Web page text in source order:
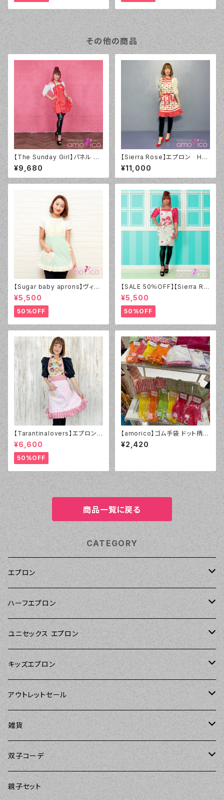
その他の商品
【The Sunday Girl】パネル レ
ッドドット エプロン
¥9,680
【Sierra Rose】エプロン Hol
ly チェリー×ドット
¥11,000
【Sugar baby aprons】ヴィン
テージダーリン エプロン ミント
グリーン
¥5,500
50%OFF
【SALE 50％OFF】【Sierra Ro
se】エプロン Emilee Flower
Ladies Cross Back
¥5,500
50%OFF
【Tarantinalovers】エプロン
Donuts
¥6,600
50%OFF
【amorico】ゴム手袋 ドット柄
イエロー（Mサイズ）
¥2,420
商品一覧に戻る
CATEGORY
エプロン
Kitsch'n Glam（キッチングラム）
Sierra Rose（シエラローズ）
Tarantinalovers（タランティーナ ラバーズ）
The Sunday Girl（ザサンデーガール）
Carolyn's Kitchen（キャロリンズキッチン）
Sugar baby aprons（シュガーベイビー）
DII（ディーアイアイ）
ハーフエプロン
Sierra Rose（シエラローズ）
ユニセックス エプロン
DII（ディーアイアイ）
Sierra Rose（シエラローズ）
amorico（アモリコ）
キッズエプロン
Sierra Rose（シエラローズ）
The Sunday Girl（ザサンデーガール）
ASD Living（エーエスディーリビング）
Kitsch'n Glam（キッチングラム）
アウトレットセール
エプロン
Kitsch'n Glam（キッチングラム）
Sierra Rose（シエラローズ）
雑貨
amorico（アモリコ）
雑貨
amorico（アモリコ）
The Sunday Girl（ザサンデーガール）
双子コーデ
The Sunday Girl（サンデーガール）
親子セット